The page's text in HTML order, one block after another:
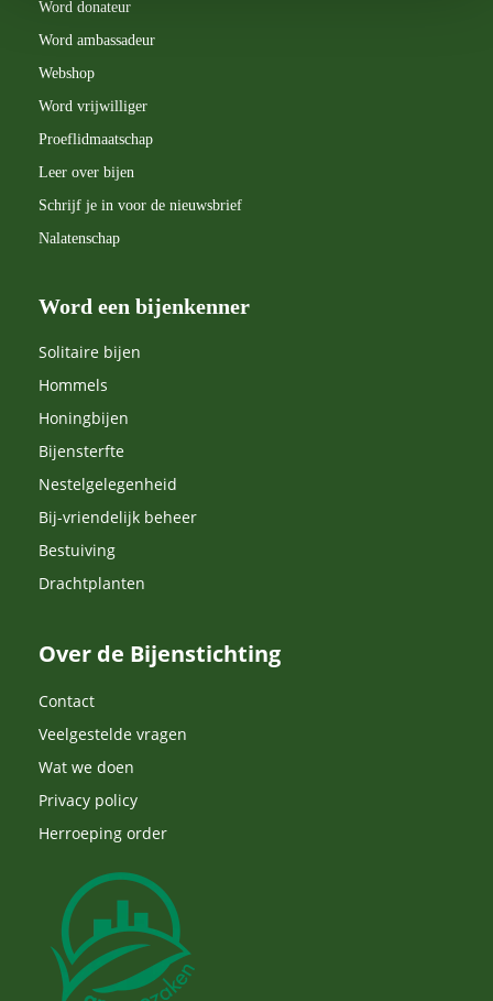
te gaan met natuur en zelf bij te dragen aan een
Word donateur
Word ambassadeur
Webshop
Word vrijwilliger
Proeflidmaatschap
Leer over bijen
Schrijf je in voor de nieuwsbrief
Nalatenschap
Word een bijenkenner
Solitaire bijen
Hommels
Honingbijen
Bijensterfte
Nestelgelegenheid
Bij-vriendelijk beheer
Bestuiving
Drachtplanten
Over de Bijenstichting
Contact
Veelgestelde vragen
Wat we doen
Privacy policy
Herroeping order